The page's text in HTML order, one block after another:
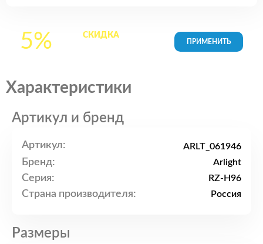
5% СКИДКАна все
Характеристики
Артикул и бренд
Артикул: ARLT_061946
Бренд: Arlight
Серия: RZ-H96
Страна производителя: Россия
Размеры